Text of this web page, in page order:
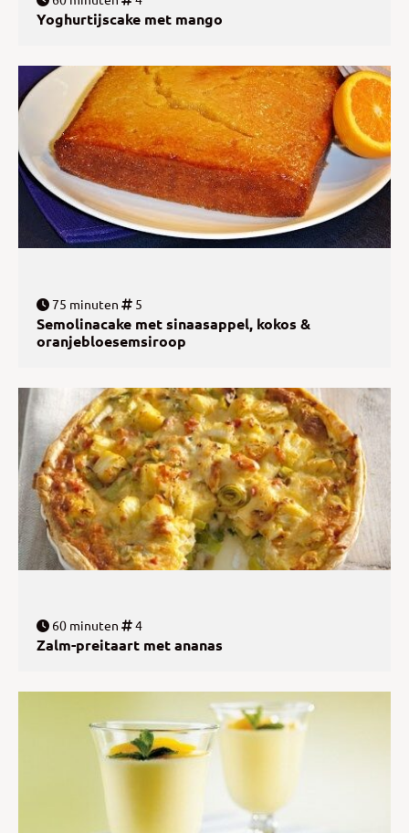
Yoghurtijscake met mango
75 minuten 5
Semolinacake met sinaasappel, kokos &
oranjebloesemsiroop
60 minuten 4
Zalm-preitaart met ananas